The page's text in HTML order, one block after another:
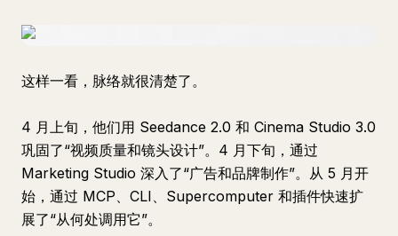
这样一看，脉络就很清楚了。
4 月上旬，他们用 Seedance 2.0 和 Cinema Studio 3.0
巩固了“视频质量和镜头设计”。4 月下旬，通过
Marketing Studio 深入了“广告和品牌制作”。从 5 月开
始，通过 MCP、CLI、Supercomputer 和插件快速扩
展了“从何处调用它”。